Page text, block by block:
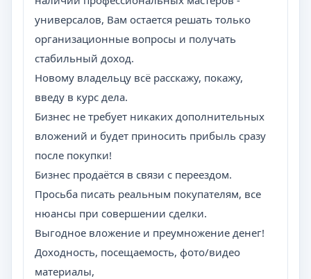
универсалов, Вам остается решать только
организационные вопросы и получать
стабильный доход.
Новому владельцу всё расскажу, покажу,
введу в курс дела.
Бизнес не требует никаких дополнительных
вложений и будет приносить прибыль сразу
после покупки!
Бизнес продаётся в связи с переездом.
Просьба писать реальным покупателям, все
нюансы при совершении сделки.
Выгодное вложение и преумножение денег!
Доходность, посещаемость, фото/видео
материалы,